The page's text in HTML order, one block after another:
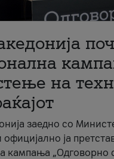
на
заедно со
официјално ја
кампања „Одговорно